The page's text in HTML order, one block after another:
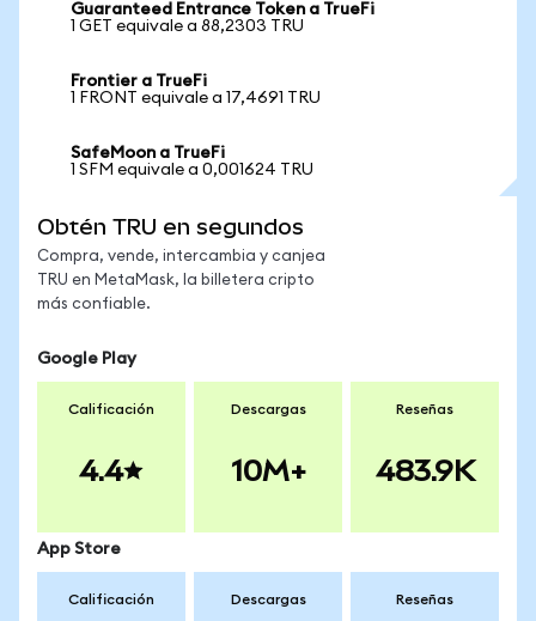
Guaranteed Entrance Token a TrueFi
1 GET equivale a 88,2303 TRU
Frontier a TrueFi
1 FRONT equivale a 17,4691 TRU
SafeMoon a TrueFi
1 SFM equivale a 0,001624 TRU
Obtén TRU en segundos
Compra, vende, intercambia y canjea
TRU en MetaMask, la billetera cripto
más confiable.
Google Play
Calificación
4.4
Descargas
10M+
Reseñas
483.9K
App Store
Calificación Descargas Reseñas